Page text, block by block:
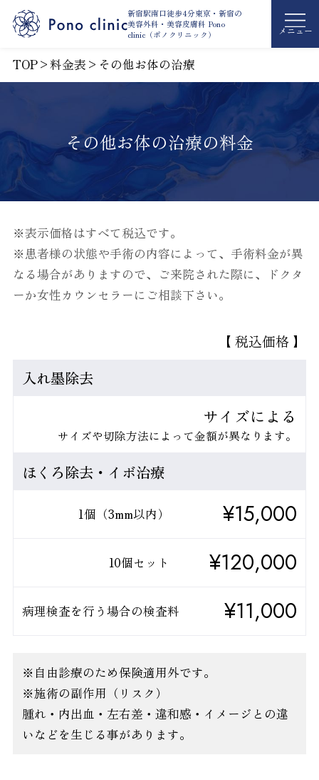
新宿駅南口徒歩4分東京・新宿の
美容外科・美容皮膚科 Pono
clinic（ポノクリニック）
メニュー
TOP>料金表 > その他お体の治療
その他お体の治療の料金
※表示価格はすべて税込です。
※患者様の状態や手術の内容によって、手術料金が異
なる場合がありますので、ご来院された際に、ドクタ
ーか女性カウンセラーにご相談下さい。
【 税込価格 】
入れ墨除去
サイズによる
サイズや切除方法によって金額が異なります。
ほくろ除去・イボ治療
1個（3mm以内） ¥15,000
10個セット ¥120,000
病理検査を行う場合の検査料 ¥11,000
※自由診療のため保険適用外です。
※施術の副作用（リスク）
腫れ・内出血・左右差・違和感・イメージとの違
いなどを生じる事があります。